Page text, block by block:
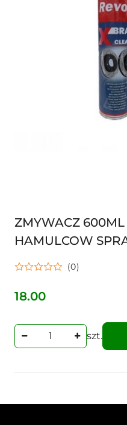
ZMYWACZ
HAMULCOW
ODTLUSZCZACZ
(0)
Cena:
18.00
szt.